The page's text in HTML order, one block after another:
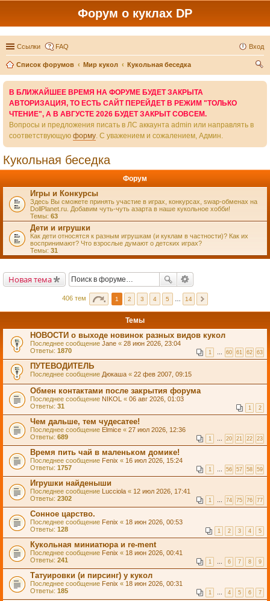
Форум о куклах DP
Ссылки FAQ Вход
Список форумов Мир кукол
Кукольная беседка
В БЛИЖАЙШЕЕ ВРЕМЯ НА ФОРУМЕ БУДЕТ ЗАКРЫТА
АВТОРИЗАЦИЯ, ТО ЕСТЬ САЙТ ПЕРЕЙДЕТ В РЕЖИМ "ТОЛЬКО
ЧТЕНИЕ", А В АВГУСТЕ 2026 БУДЕТ ЗАКРЫТ СОВСЕМ.
Вопросы и предложения писать в ЛС аккаунта admin или направлять в
соответствующую форму. С уважением и сожалением, Админ.
Кукольная беседка
Форум
Игры и Конкурсы
Здесь Вы сможете принять участие в играх, конкурсах, swap-обменах на
DollPlanet.ru. Добавим чуть-чуть азарта в наше кукольное хобби!
Темы: 63
Дети и игрушки
Как дети относятся к разным игрушкам (и куклам в частности)? Как их
воспринимают? Что взрослые думают о детских играх?
Темы: 31
Новая тема
406 тем 1 2 3 4 5 14
Темы
НОВОСТИ о выходе новинок разных видов кукол
Последнее сообщение Jane « 28 июн 2026, 23:04
Ответы: 1870 1 … 60 61 62 63
ПУТЕВОДИТЕЛЬ
Последнее сообщение Дюкаша « 22 фев 2007, 09:15
Обмен контактами после закрытия форума
Последнее сообщение NIKOL « 06 авг 2026, 01:03
Ответы: 31 1 2
Чем дальше, тем чудесатее!
Последнее сообщение Elmice « 27 июл 2026, 12:36
Ответы: 689 1 … 20 21 22 23
Время пить чай в маленьком домике!
Последнее сообщение Fenix « 16 июл 2026, 15:24
Ответы: 1757 1 … 56 57 58 59
Игрушки найденыши
Последнее сообщение Lucciola « 12 июл 2026, 17:41
Ответы: 2302 1 … 74 75 76 77
Сонное царство.
Последнее сообщение Fenix « 18 июн 2026, 00:53
Ответы: 128 1 2 3 4 5
Кукольная миниатюра и re-ment
Последнее сообщение Fenix « 18 июн 2026, 00:41
Ответы: 241 1 … 6 7 8 9
Татуировки (и пирсинг) у кукол
Последнее сообщение Fenix « 18 июн 2026, 00:31
Ответы: 185 1 … 4 5 6 7